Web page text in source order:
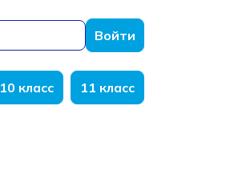
Войти
10 класс 11 класс